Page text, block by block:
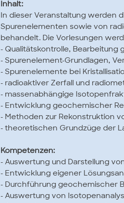
Inhalt:
In dieser Veranstaltung werden
Spurenelementen sowie von
behandelt. Die Vorlesungen
- Qualitätskontrolle, Bearbeitung
- Spurenelement-Grundlagen,
- Spurenelemente bei
- radioaktiver Zerfall und
- massenabhängige
- Entwicklung geochemischer
- Methoden zur Rekonstruktion
- theoretischen Grundzüge der
Kompetenzen:
- Auswertung und Darstellung
- Entwicklung eigener
- Durchführung geochemischer
- Auswertung von